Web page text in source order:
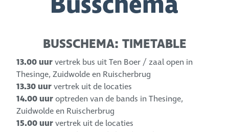
BUSSCHEMA: TIMETABLE
13.00 uurvertrek bus uit Ten Boer / zaal open in
Thesinge, Zuidwolde en Ruischerbrug
13.30 uurvertrek uit de locaties
14.00 uuroptreden van de bands in Thesinge,
Zuidwolde en Ruischerbrug
15.00 uurvertrek uit de locaties